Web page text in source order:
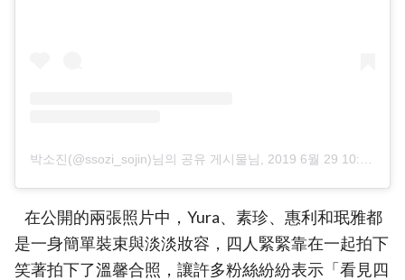
박소진(@ssozi_sojin)님의 공유 게시물님, 2019 6월 29 10:38오전 PDT
在公開的兩張照片中，Yura、素珍、惠利和珉雅都
是一身簡單裝束與淡淡妝容，四人緊緊靠在一起拍下
笑著拍下了溫馨合照，讓許多粉絲紛紛表示「看見四